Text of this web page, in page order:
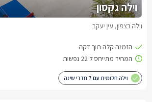
וילה גקסון
וילה בצפון, עין יעקב
וילה חלומית עם 7 חדרי שינה